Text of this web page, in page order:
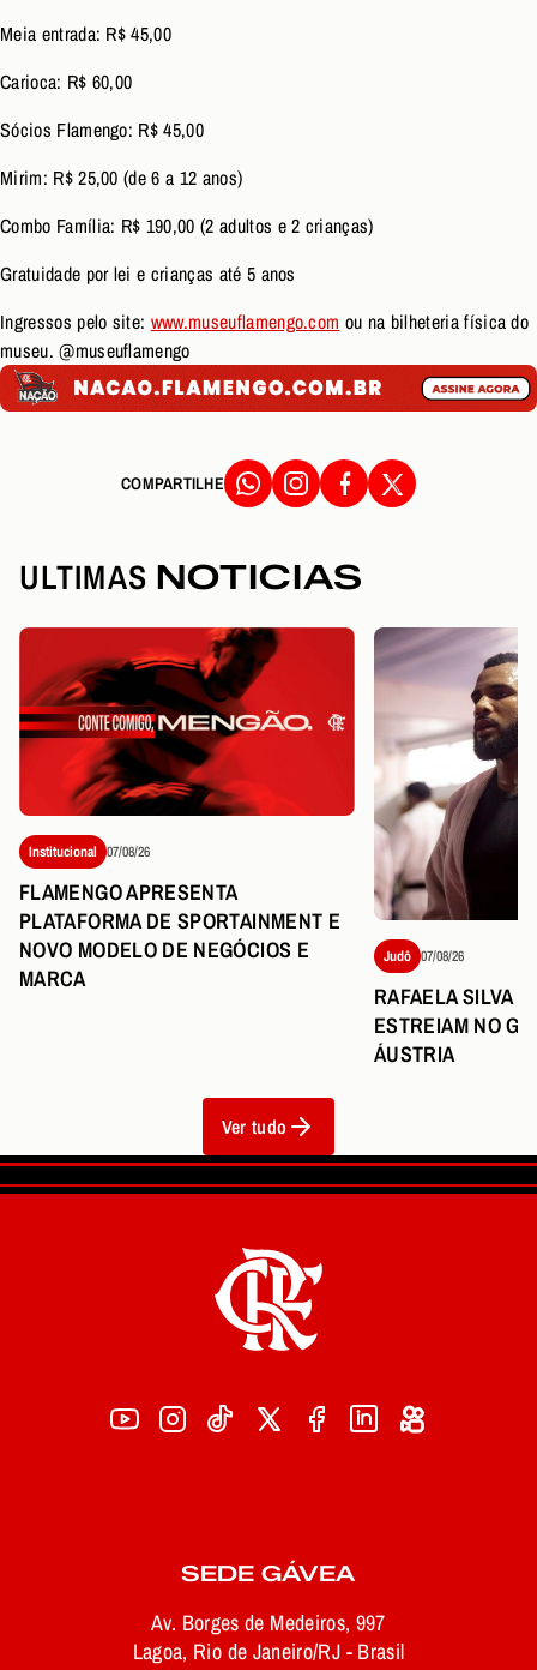
Meia entrada: R$ 45,00
Carioca: R$ 60,00
Sócios Flamengo: R$ 45,00
Mirim: R$ 25,00 (de 6 a 12 anos)
Combo Família: R$ 190,00 (2 adultos e 2 crianças)
Gratuidade por lei e crianças até 5 anos
Ingressos pelo site: www.museuflamengo.com ou na bilheteria física do
museu. @museuflamengo
COMPARTILHE
ULTIMAS NOTICIAS
Institucional 07/08/26
FLAMENGO APRESENTA
PLATAFORMA DE SPORTAINMENT E
NOVO MODELO DE NEGÓCIOS E
MARCA
Judô 07/08/26
RAFAELA SILVA
ESTREIAM NO
ÁUSTRIA
Ver tudo
SEDE GÁVEA
Av. Borges de Medeiros, 997
Lagoa, Rio de Janeiro/RJ - Brasil